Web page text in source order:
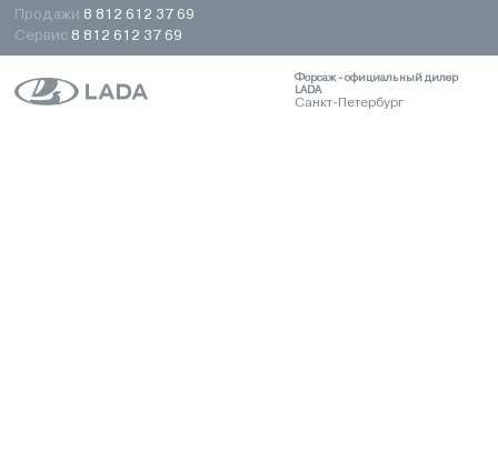
Продажи 8 812 612 37 69
Сервис 8 812 612 37 69
Форсаж - официальный дилер
LADA
Санкт-Петербург